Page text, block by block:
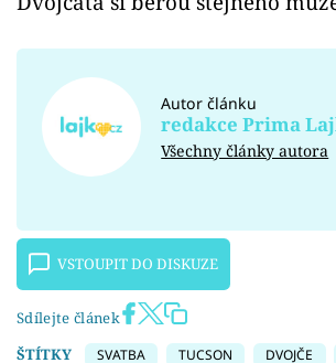
Autor článku
redakce Prima
Všechny články autora
VSTOUPIT DO DISKUZE
Sdílejte článek
ŠTÍTKY
SVATBA TUCSON DVOJČE